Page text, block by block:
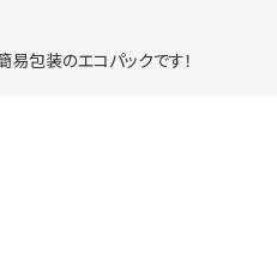
包装のエコパックです！